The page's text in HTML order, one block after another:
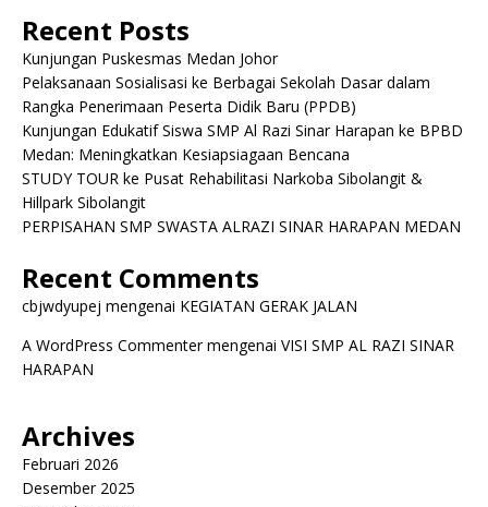
Recent Posts
Kunjungan Puskesmas Medan Johor
Pelaksanaan Sosialisasi ke Berbagai Sekolah Dasar dalam
Rangka Penerimaan Peserta Didik Baru (PPDB)
Kunjungan Edukatif Siswa SMP Al Razi Sinar Harapan ke BPBD
Medan: Meningkatkan Kesiapsiagaan Bencana
STUDY TOUR ke Pusat Rehabilitasi Narkoba Sibolangit &
Hillpark Sibolangit
PERPISAHAN SMP SWASTA ALRAZI SINAR HARAPAN MEDAN
Recent Comments
cbjwdyupej mengenai KEGIATAN GERAK JALAN
A WordPress Commentermengenai VISI SMP AL RAZI SINAR
HARAPAN
Archives
Februari 2026
Desember 2025